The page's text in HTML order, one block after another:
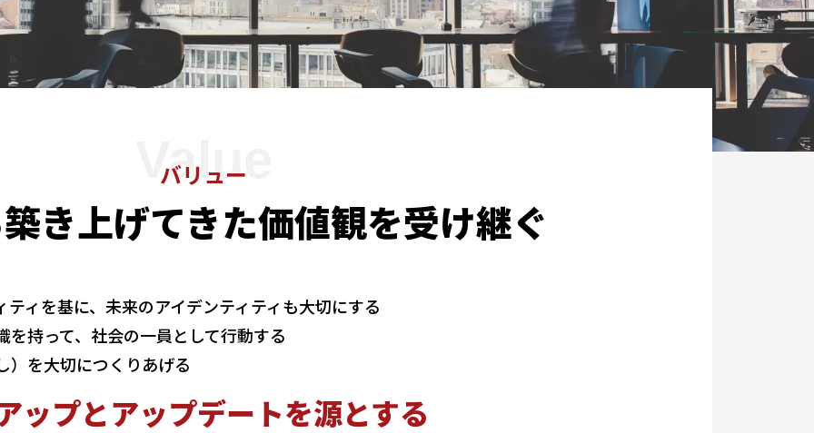
Value
バリュー
き上げてきた価値観を受け継ぐ
ティを基に、未来のアイデンティティも大切にする
を持って、社会の一員として行動する
）を大切につくりあげる
ップとアップデートを源とする